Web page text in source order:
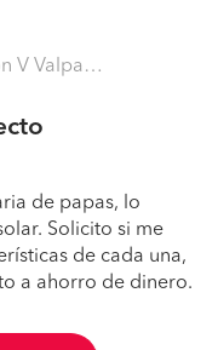
- Marga Marga)
de papas, lo
Solicito si me
de cada una,
a ahorro de dinero.